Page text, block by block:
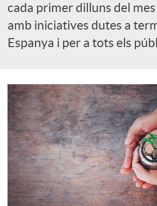
r
d
e
c
o
n
cada primer dilluns del
amb iniciatives dutes a
Espanya i per a tots els